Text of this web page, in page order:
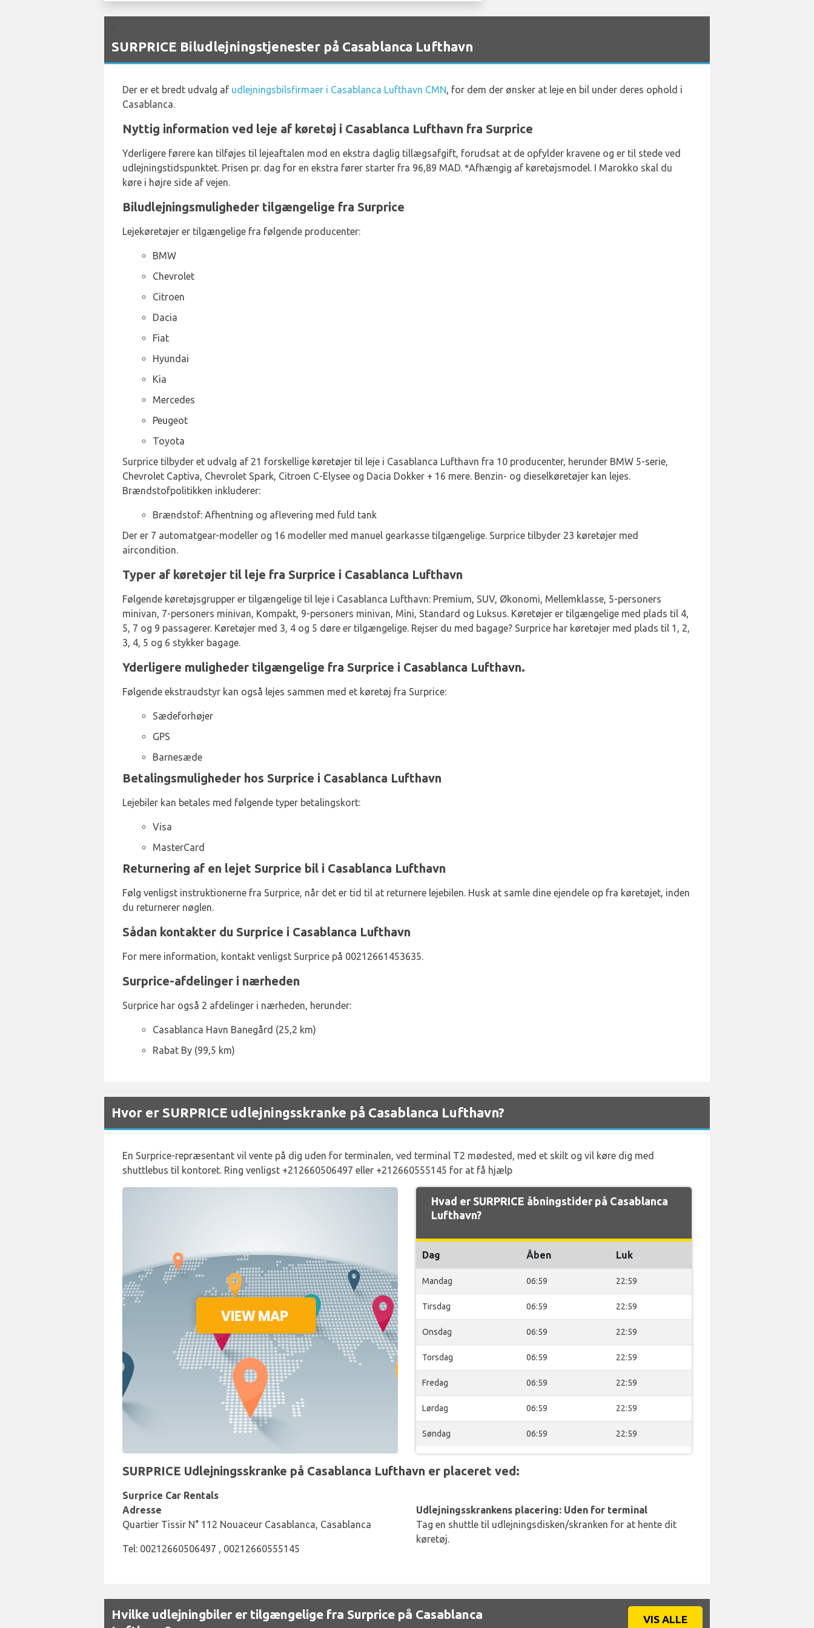
SURPRICE Biludlejningstjenester på Casablanca Lufthavn
Der er et bredt udvalg af udlejningsbilsfirmaer i Casablanca Lufthavn CMN, for dem der ønsker at leje en bil under deres ophold i
Casablanca.
Nyttig information ved leje af køretøj i Casablanca Lufthavn fra Surprice
Yderligere førere kan tilføjes til lejeaftalen mod en ekstra daglig tillægsafgift, forudsat at de opfylder kravene og er til stede ved
udlejningstidspunktet. Prisen pr. dag for en ekstra fører starter fra 96,89 MAD. *Afhængig af køretøjsmodel. I Marokko skal du
køre i højre side af vejen.
Biludlejningsmuligheder tilgængelige fra Surprice
Lejekøretøjer er tilgængelige fra følgende producenter:
BMW
Chevrolet
Citroen
Dacia
Fiat
Hyundai
Kia
Mercedes
Peugeot
Toyota
Surprice tilbyder et udvalg af 21 forskellige køretøjer til leje i Casablanca Lufthavn fra 10 producenter, herunder BMW 5-serie,
Chevrolet Captiva, Chevrolet Spark, Citroen C-Elysee og Dacia Dokker + 16 mere. Benzin- og dieselkøretøjer kan lejes.
Brændstofpolitikken inkluderer:
Brændstof: Afhentning og aflevering med fuld tank
Der er 7 automatgear-modeller og 16 modeller med manuel gearkasse tilgængelige. Surprice tilbyder 23 køretøjer med
aircondition.
Typer af køretøjer til leje fra Surprice i Casablanca Lufthavn
Følgende køretøjsgrupper er tilgængelige til leje i Casablanca Lufthavn: Premium, SUV, Økonomi, Mellemklasse, 5-personers
minivan, 7-personers minivan, Kompakt, 9-personers minivan, Mini, Standard og Luksus. Køretøjer er tilgængelige med plads til 4,
5, 7 og 9 passagerer. Køretøjer med 3, 4 og 5 døre er tilgængelige. Rejser du med bagage? Surprice har køretøjer med plads til 1, 2,
3, 4, 5 og 6 stykker bagage.
Yderligere muligheder tilgængelige fra Surprice i Casablanca Lufthavn.
Følgende ekstraudstyr kan også lejes sammen med et køretøj fra Surprice:
Sædeforhøjer
GPS
Barnesæde
Betalingsmuligheder hos Surprice i Casablanca Lufthavn
Lejebiler kan betales med følgende typer betalingskort:
Visa
MasterCard
Returnering af en lejet Surprice bil i Casablanca Lufthavn
Følg venligst instruktionerne fra Surprice, når det er tid til at returnere lejebilen. Husk at samle dine ejendele op fra køretøjet, inden
du returnerer nøglen.
Sådan kontakter du Surprice i Casablanca Lufthavn
For mere information, kontakt venligst Surprice på 00212661453635.
Surprice-afdelinger i nærheden
Surprice har også 2 afdelinger i nærheden, herunder:
Casablanca Havn Banegård (25,2 km)
Rabat By (99,5 km)
Hvor er SURPRICE udlejningsskranke på Casablanca Lufthavn?
En Surprice-repræsentant vil vente på dig uden for terminalen, ved terminal T2 mødested, med et skilt og vil køre dig med
shuttlebus til kontoret. Ring venligst +212660506497 eller +212660555145 for at få hjælp
Hvad er SURPRICE åbningstider på Casablanca
Lufthavn?
Dag Åben Luk
Mandag 06:59 22:59
Tirsdag 06:59 22:59
Onsdag 06:59 22:59
Torsdag 06:59 22:59
Fredag 06:59 22:59
Lørdag 06:59 22:59
Søndag 06:59 22:59
SURPRICE Udlejningsskranke på Casablanca Lufthavn er placeret ved:
Surprice Car Rentals
Adresse
Quartier Tissir N° 112 Nouaceur Casablanca, Casablanca
Tel: 00212660506497 , 00212660555145
Udlejningsskrankens placering: Uden for terminal
Tag en shuttle til udlejningsdisken/skranken for at hente dit
køretøj.
Hvilke udlejningbiler er tilgængelige fra Surprice på Casablanca
VIS ALLE